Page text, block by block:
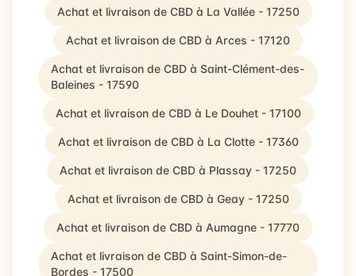
Achat et livraison de CBD à La Vallée - 17250
Achat et livraison de CBD à Arces - 17120
Achat et livraison de CBD à Saint-Clément-des-
Baleines - 17590
Achat et livraison de CBD à Le Douhet - 17100
Achat et livraison de CBD à La Clotte - 17360
Achat et livraison de CBD à Plassay - 17250
Achat et livraison de CBD à Geay - 17250
Achat et livraison de CBD à Aumagne - 17770
Achat et livraison de CBD à Saint-Simon-de-
Bordes - 17500